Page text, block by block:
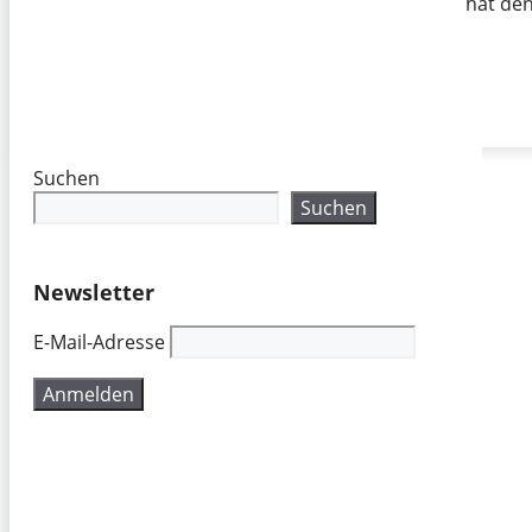
Suchen
Suchen
Newsletter
E-Mail-Adresse